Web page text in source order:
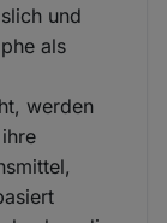
und
als
werden